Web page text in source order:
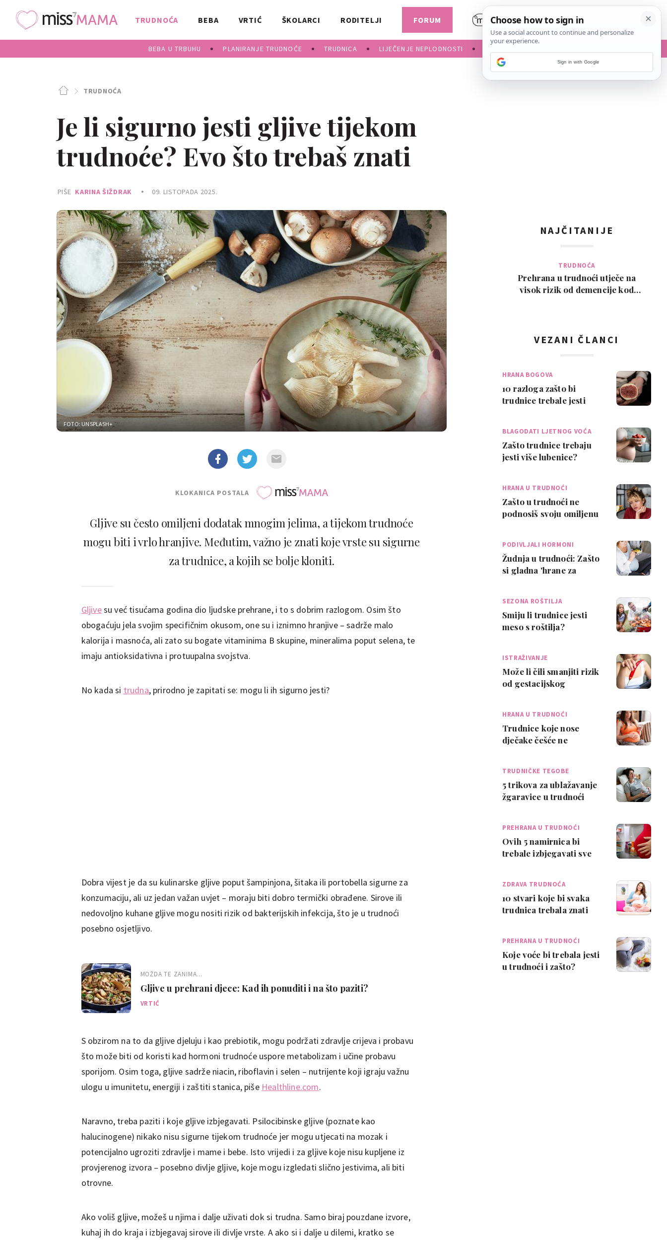
TRUDNOĆA
BEBA U TRBUHU PLANIRANJE TRUDNOĆE TRUDNICA LIJEČENJE NEPLODNOSTI
BEBA VRTIĆ ŠKOLARCI RODITELJI FORUM
TRUDNOĆA
Je li sigurno jesti gljive tijekom
trudnoće? Evo što trebaš znati
PIŠE KARINA ŠIŽDRAK 09. LISTOPADA 2025.
FOTO: UNSPLASH+
KLOKANICA POSTALA
Gljive su često omiljeni dodatak mnogim jelima, a tijekom trudnoće
mogu biti i vrlo hranjive. Međutim, važno je znati koje vrste su sigurne
za trudnice, a kojih se bolje kloniti.
Gljivesu već tisućama godina dio ljudske prehrane, i to s dobrim razlogom. Osim što
obogaćuju jela svojim specifičnim okusom, one su i iznimno hranjive – sadrže malo
kalorija i masnoća, ali zato su bogate vitaminima B skupine, mineralima poput selena, te
imaju antioksidativna i protuupalna svojstva.
No kada si trudna, prirodno je zapitati se: mogu li ih sigurno jesti?
Dobra vijest je da su kulinarske gljive poput šampinjona, šitaka ili portobella sigurne za
konzumaciju, ali uz jedan važan uvjet – moraju biti dobro termički obrađene. Sirove ili
nedovoljno kuhane gljive mogu nositi rizik od bakterijskih infekcija, što je u trudnoći
posebno osjetljivo.
MOŽDA TE ZANIMA...
Gljive u prehrani djece: Kad ih ponuditi i na što paziti?
VRTIĆ
S obzirom na to da gljive djeluju i kao prebiotik, mogu podržati zdravlje crijeva i probavu
što može biti od koristi kad hormoni trudnoće uspore metabolizam i učine probavu
sporijom. Osim toga, gljive sadrže niacin, riboflavin i selen – nutrijente koji igraju važnu
ulogu u imunitetu, energiji i zaštiti stanica, piše Healthline.com.
Naravno, treba paziti i koje gljive izbjegavati. Psilocibinske gljive (poznate kao
halucinogene) nikako nisu sigurne tijekom trudnoće jer mogu utjecati na mozak i
potencijalno ugroziti zdravlje i mame i bebe. Isto vrijedi i za gljive koje nisu kupljene iz
provjerenog izvora – posebno divlje gljive, koje mogu izgledati slično jestivima, ali biti
otrovne.
Ako voliš gljive, možeš u njima i dalje uživati dok si trudna. Samo biraj pouzdane izvore,
kuhaj ih do kraja i izbjegavaj sirove ili divlje vrste. A ako si i dalje u dilemi, kratko se
NAJČITANIJE
TRUDNOĆA
Prehrana u trudnoći utječe na
visok rizik od demencije kod
VEZANI ČLANCI
HRANA BOGOVA
10 razloga zašto bi
trudnice trebale jesti
BLAGODATI LJETNOG VOĆA
Zašto trudnice trebaju
jesti više lubenice?
HRANA U TRUDNOĆI
Zašto u trudnoći ne
podnosiš svoju omiljenu
PODIVLJALI HORMONI
Žudnja u trudnoći: Zašto
si gladna 'hrane za
SEZONA ROŠTILJA
Smiju li trudnice jesti
meso s roštilja?
ISTRAŽIVANJE
Može li čili smanjiti rizik
od gestacijskog
HRANA U TRUDNOĆI
Trudnice koje nose
dječake češće ne
TRUDNIČKE TEGOBE
5 trikova za ublažavanje
žgaravice u trudnoći
PREHRANA U TRUDNOĆI
Ovih 5 namirnica bi
trebale izbjegavati sve
ZDRAVA TRUDNOĆA
10 stvari koje bi svaka
trudnica trebala znati
PREHRANA U TRUDNOĆI
Koje voće bi trebala jesti
u trudnoći i zašto?
Sign in with Google